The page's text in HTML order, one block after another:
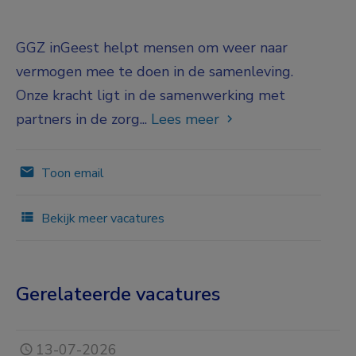
GGZ inGeest helpt mensen om weer naar
vermogen mee te doen in de samenleving.
Onze kracht ligt in de samenwerking met
partners in de zorg... Lees meer
Toon email
Bekijk meer vacatures
Gerelateerde vacatures
13-07-2026